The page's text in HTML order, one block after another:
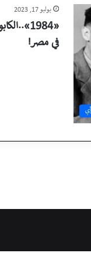
يوليو 17, 2023
في مصر!